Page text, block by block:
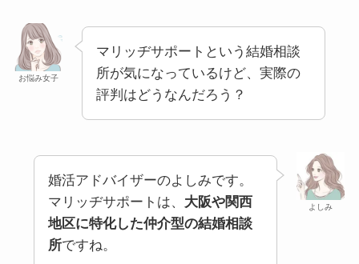
お悩み女子
マリッヂサポートという結婚相談
所が気になっているけど、実際の
評判はどうなんだろう？
よしみ
婚活アドバイザーのよしみです。
マリッヂサポートは、 大阪や関西
地区に特化した仲介型の結婚相談
所ですね。